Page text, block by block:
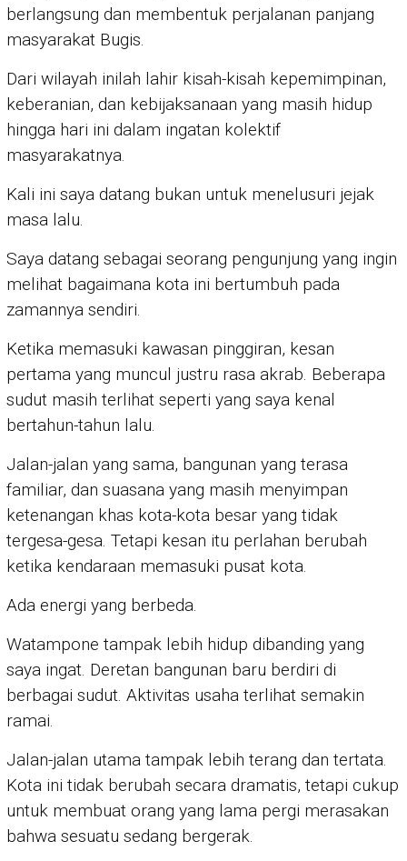
berlangsung dan membentuk perjalanan panjang
masyarakat Bugis.
Dari wilayah inilah lahir kisah-kisah kepemimpinan,
keberanian, dan kebijaksanaan yang masih hidup
hingga hari ini dalam ingatan kolektif
masyarakatnya.
Kali ini saya datang bukan untuk menelusuri jejak
masa lalu.
Saya datang sebagai seorang pengunjung yang ingin
melihat bagaimana kota ini bertumbuh pada
zamannya sendiri.
Ketika memasuki kawasan pinggiran, kesan
pertama yang muncul justru rasa akrab. Beberapa
sudut masih terlihat seperti yang saya kenal
bertahun-tahun lalu.
Jalan-jalan yang sama, bangunan yang terasa
familiar, dan suasana yang masih menyimpan
ketenangan khas kota-kota besar yang tidak
tergesa-gesa. Tetapi kesan itu perlahan berubah
ketika kendaraan memasuki pusat kota.
Ada energi yang berbeda.
Watampone tampak lebih hidup dibanding yang
saya ingat. Deretan bangunan baru berdiri di
berbagai sudut. Aktivitas usaha terlihat semakin
ramai.
Jalan-jalan utama tampak lebih terang dan tertata.
Kota ini tidak berubah secara dramatis, tetapi cukup
untuk membuat orang yang lama pergi merasakan
bahwa sesuatu sedang bergerak.